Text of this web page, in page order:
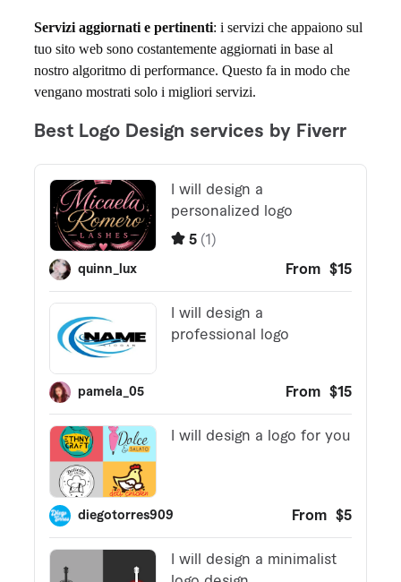
r
m
s
Servizi aggiornati e pertinenti: i servizi che appaiono sul
tuo sito web sono costantemente aggiornati in base al
nostro algoritmo di performance. Questo fa in modo che
vengano mostrati solo i migliori servizi.